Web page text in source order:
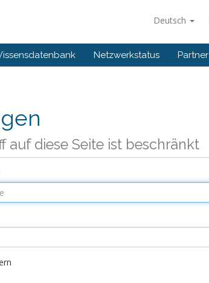
Deutsch
Netzwerkstatus Partner
auf diese Seite ist beschränkt